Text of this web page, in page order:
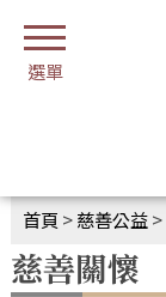
首頁 >慈善公益>
慈善關懷